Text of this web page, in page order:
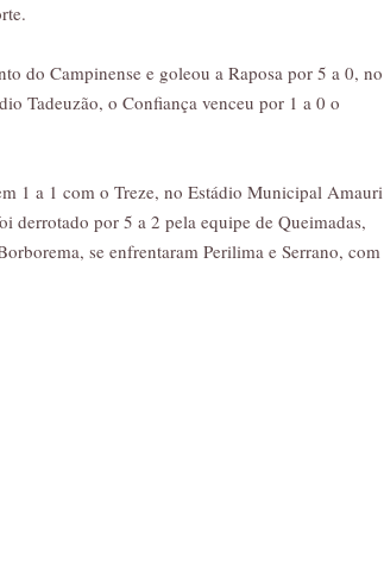
do Campinense e goleou a Raposa por 5 a 0, no
Tadeuzão, o Confiança venceu por 1 a 0 o
1 a 1 com o Treze, no Estádio Municipal Amauri
derrotado por 5 a 2 pela equipe de Queimadas,
se enfrentaram Perilima e Serrano, com